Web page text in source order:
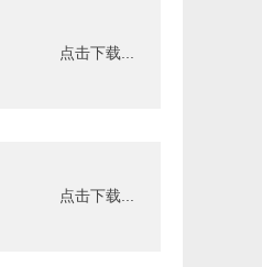
点击下载...
点击下载...